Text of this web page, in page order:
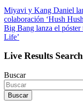
Miyavi y Kang Daniel
colaboración ‘Hush
Big Bang lanza el póster
Life’
Live Results Search
Buscar
Buscar